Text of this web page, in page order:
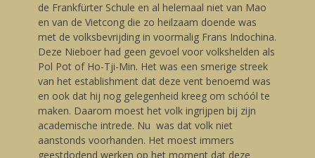
de Frankfürter Schule en al helemaal niet van Mao
en van de Vietcong die zo heilzaam doende was
met de volksbevrijding in voormalig Frans Indochina.
Deze Nieboer had geen gevoel voor volkshelden als
Pol Pot of Ho-Tji-Min. Het was een smerige streek
van het establishment dat deze vent benoemd was
en ook dat hij nog gelegenheid kreeg om schóól te
maken. Daarom moest het volk ingrijpen bij zijn
academische intrede. Nu was dat volk niet
aanstonds voorhanden. Het moest immers
geestdodend werken op het moment dat deze